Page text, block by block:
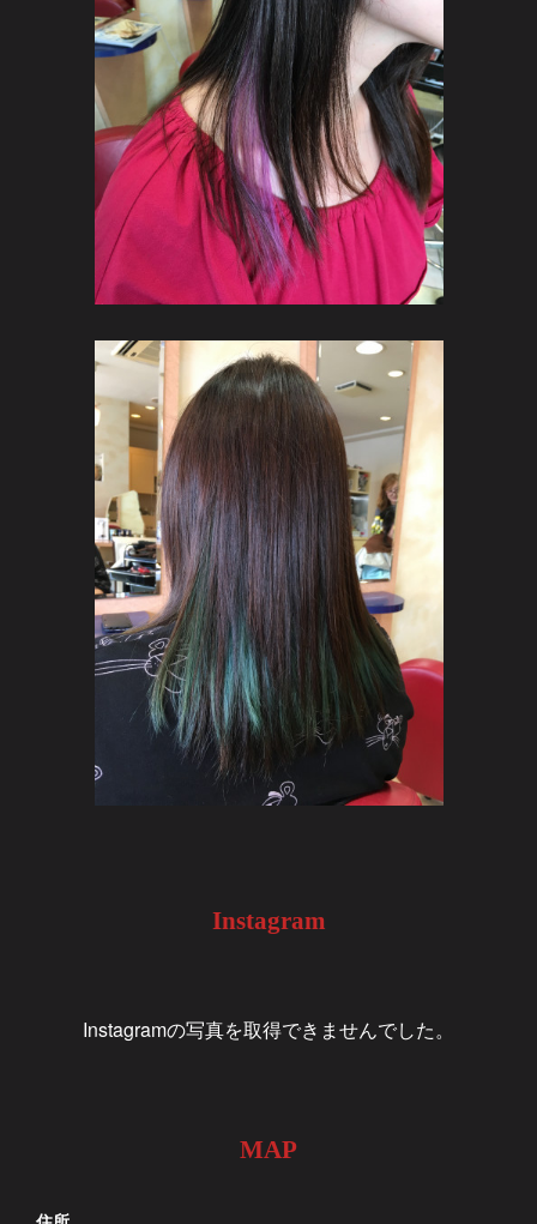
Instagram
Instagramの写真を取得できませんでした。
MAP